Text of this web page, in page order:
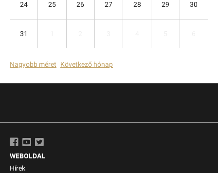
24 25 26 27 28 29 30
31
Nagyobb méret Következő hónap
WEBOLDAL
Hírek